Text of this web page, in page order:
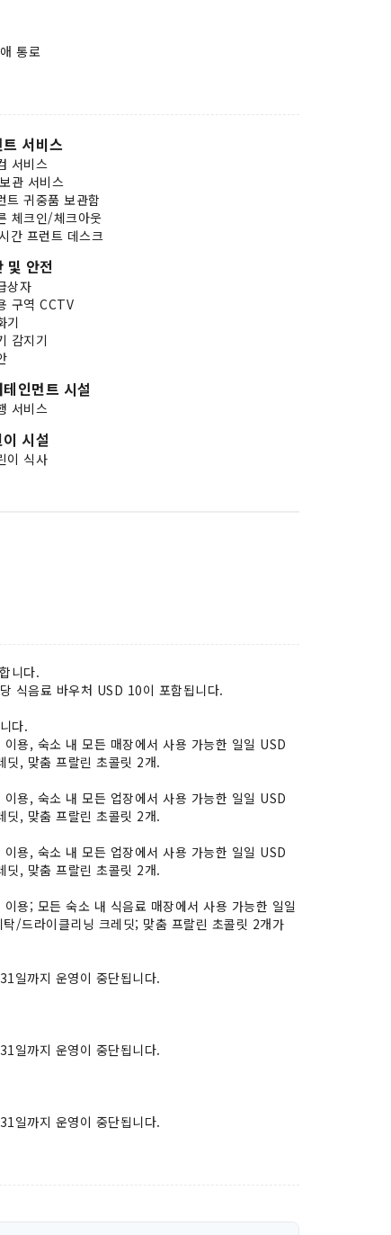
통로
서비스
서비스
관 서비스
트 귀중품 보관함
체크인/체크아웃
간 프런트 데스크
및 안전
상자
구역 CCTV
기
감지기
인먼트 시설
서비스
시설
이 식사
니다.
식음료 바우처 USD 10이 포함됩니다.
다.
용, 숙소 내 모든 매장에서 사용 가능한 일일 USD
, 맞춤 프랄린 초콜릿 2개.
용, 숙소 내 모든 업장에서 사용 가능한 일일 USD
, 맞춤 프랄린 초콜릿 2개.
용, 숙소 내 모든 업장에서 사용 가능한 일일 USD
, 맞춤 프랄린 초콜릿 2개.
용; 모든 숙소 내 식음료 매장에서 사용 가능한 일일
/드라이클리닝 크레딧; 맞춤 프랄린 초콜릿 2개가
일까지 운영이 중단됩니다.
일까지 운영이 중단됩니다.
일까지 운영이 중단됩니다.